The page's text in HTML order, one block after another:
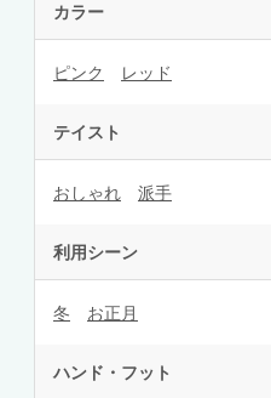
カラー
ピンク レッド
テイスト
おしゃれ 派手
利用シーン
冬 お正月
ハンド・フット